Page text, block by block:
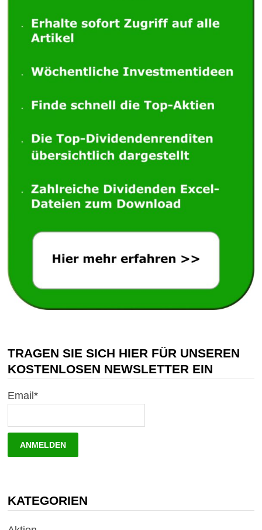
TRAGEN SIE SICH HIER FÜR UNSEREN
KOSTENLOSEN NEWSLETTER EIN
Email*
KATEGORIEN